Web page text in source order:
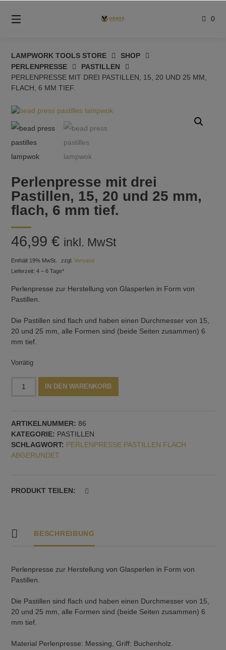
zum
Inhalt
0
LAMPWORK TOOLS STORE
SHOP
PERLENPRESSE
PASTILLEN
PERLENPRESSE MIT DREI PASTILLEN, 15, 20 UND 25 MM,
FLACH, 6 MM TIEF.
Perlenpresse mit drei
Pastillen, 15, 20 und 25 mm,
flach, 6 mm tief.
46,99€ inkl. MwSt
Enthält 19% MwSt. zzgl.Versand
Lieferzeit: 4 – 6 Tage*
Perlenpresse zur Herstellung von Glasperlen in Form von
Pastillen.
Die Pastillen sind flach und haben einen Durchmesser von 15,
20 und 25 mm, alle Formen sind (beide Seiten zusammen) 6
mm tief.
Vorrätig
15,
20
und
25
6
IN DEN WARENKORB
ARTIKELNUMMER: 86
KATEGORIE: PASTILLEN
SCHLAGWORT: PERLENPRESSE PASTILLEN FLACH
ABGERUNDET
PRODUKT TEILEN:
BESCHREIBUNG
Perlenpresse zur Herstellung von Glasperlen in Form von
Pastillen.
Die Pastillen sind flach und haben einen Durchmesser von 15,
20 und 25 mm, alle Formen sind (beide Seiten zusammen) 6
mm tief.
Material Perlenpresse: Messing, Griff: Buchenholz.